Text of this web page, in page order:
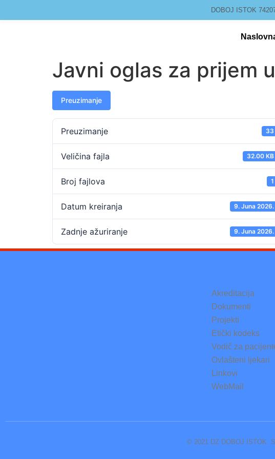
DOBOJ ISTOK
Javni oglas za prijem
Preuzimanje
Preuzimanje 33
Veličina fajla 32.00 KB
Broj fajlova 1
Datum kreiranja 9. Juna 2026.
Zadnje ažuriranje 9. Juna 2026.
Akreditacija
Dokumenti
Projekti
Etički kodeks
Vodič za
Ovlašteni ljekari
Linkovi
WebMail
© 2021 DZ DOBOJ ISTOK.